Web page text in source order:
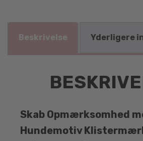
Beskrivelse Yderligere
Skab Opmærksomhed
Hundemotiv